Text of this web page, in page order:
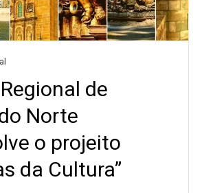
de
Norte
o projeito
da Cultura”